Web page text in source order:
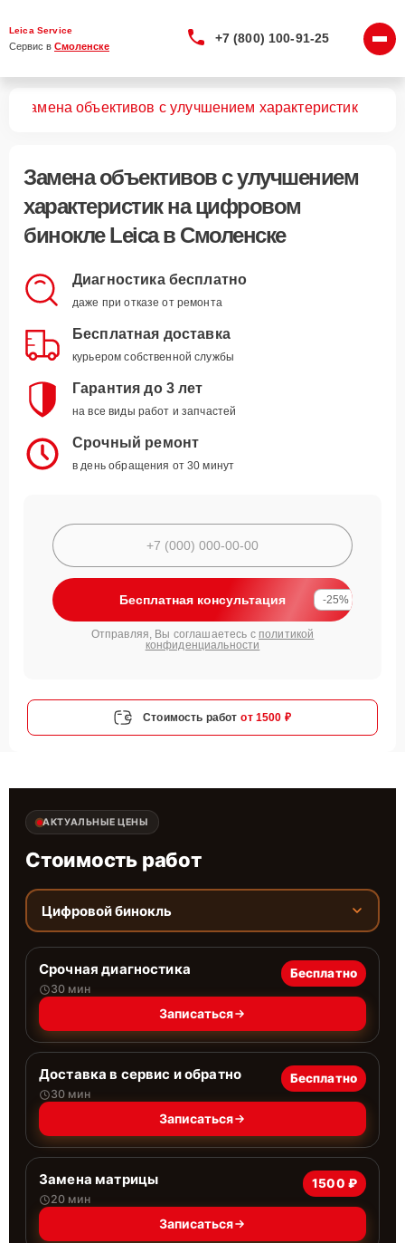
Leica Service
Сервис в Смоленске
+7 (800) 100-91-25
Замена объективов с улучшением характеристик
Замена объективов с улучшением
характеристикна цифровом
бинокле Leica в Смоленске
Диагностика бесплатно
даже при отказе от ремонта
Бесплатная доставка
курьером собственной службы
Гарантия до 3 лет
на все виды работ и запчастей
Срочный ремонт
в день обращения от 30 минут
Бесплатная консультация -25%
Отправляя, Вы соглашаетесь с политикой
конфиденциальности
Стоимость работ от 1500 ₽
АКТУАЛЬНЫЕ ЦЕНЫ
Стоимость работ
Цифровой бинокль
Срочная диагностика
30 мин
Бесплатно
Записаться
Доставка в сервис и обратно
30 мин
Бесплатно
Записаться
Замена матрицы
20 мин
1500 ₽
Записаться